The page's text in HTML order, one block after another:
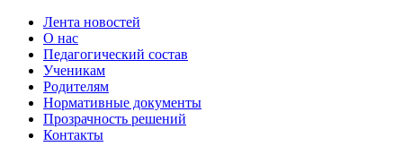
Лента новостей
О нас
Педагогический состав
Ученикам
Родителям
Нормативные документы
Прозрачность решений
Контакты